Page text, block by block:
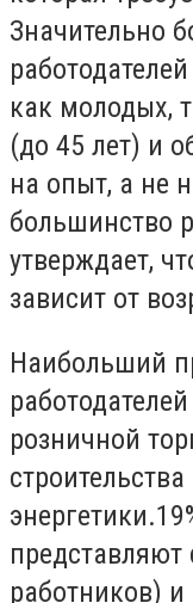
Значительно
как молодых,
(до 45 лет) и
на опыт, а не
большинство
утверждает,
зависит от
Наибольший
розничной
энергетики.
работников)